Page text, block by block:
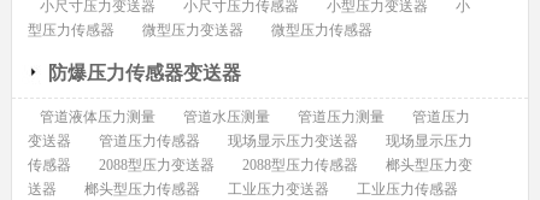
小尺寸压力变送器 小尺寸压力传感器 小型压力变送器
小
型压力传感器
微型压力变送器 微型压力传感器
防爆压力传感器变送器
管道液体压力测量 管道水压测量 管道压力测量
管道压力
变送器
管道压力传感器 现场显示压力变送器
现场显示压力
传感器
2088型压力变送器 2088型压力传感器
榔头型压力变
送器
榔头型压力传感器 工业压力变送器
工业压力传感器